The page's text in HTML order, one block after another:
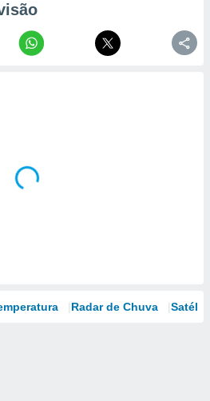
Radar de Chuva